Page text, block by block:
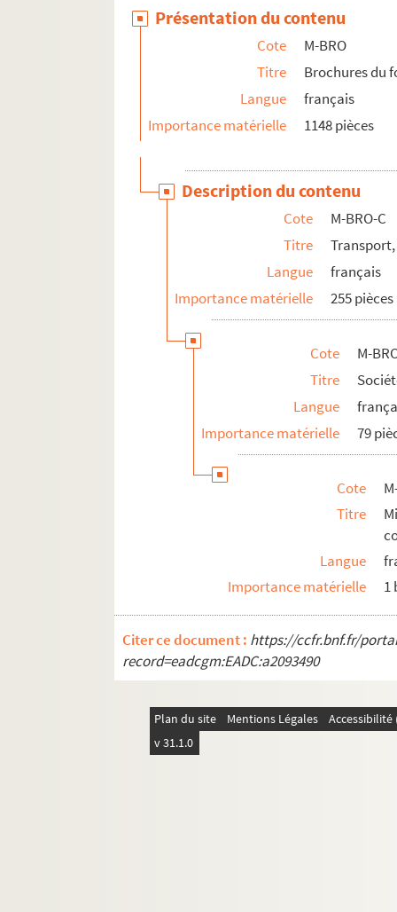
Présentation du contenu
Cote
M-BRO
Titre
Brochures du
Langue
français
Importance matérielle
1148 pièces
Description du contenu
Cote
M-BRO-C
Titre
Langue
français
Importance matérielle
255 pièces
Cote
M-
Titre
Langue
Importance matérielle
79
Cote
Titre
Langue
Importance matérielle
1
Citer ce document : https://ccfr.bnf.fr/
record=eadcgm:EADC:a2093490
Plan du site Mentions Légales
v 31.1.0